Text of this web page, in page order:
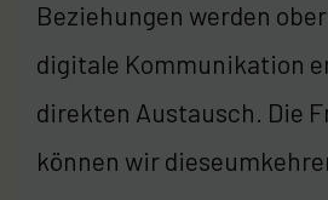
Beziehungen werden
digitale Kommunikation
direkten Austausch. Die
können wir